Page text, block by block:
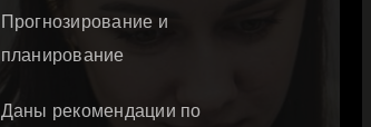
Прогнозирование и
планирование
Даны рекомендации по